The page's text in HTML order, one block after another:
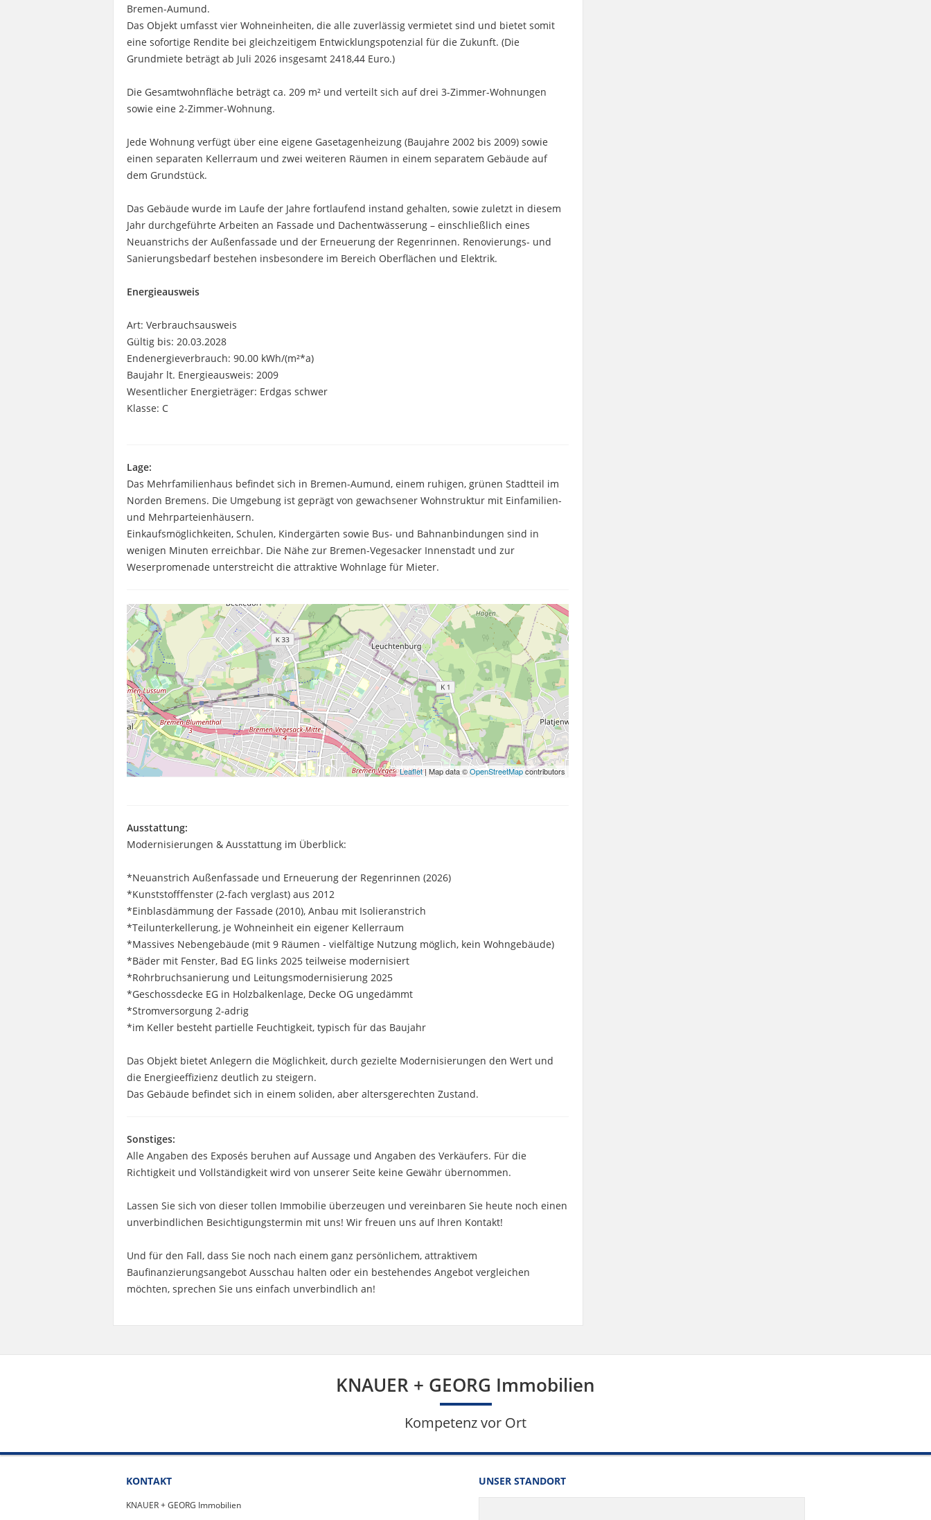
Bremen-Aumund.
Das Objekt umfasst vier Wohneinheiten, die alle zuverlässig vermietet sind und bietet somit
eine sofortige Rendite bei gleichzeitigem Entwicklungspotenzial für die Zukunft. (Die
Grundmiete beträgt ab Juli 2026 insgesamt 2418,44 Euro.)
Die Gesamtwohnfläche beträgt ca. 209 m² und verteilt sich auf drei 3-Zimmer-Wohnungen
sowie eine 2-Zimmer-Wohnung.
Jede Wohnung verfügt über eine eigene Gasetagenheizung (Baujahre 2002 bis 2009) sowie
einen separaten Kellerraum und zwei weiteren Räumen in einem separatem Gebäude auf
dem Grundstück.
Das Gebäude wurde im Laufe der Jahre fortlaufend instand gehalten, sowie zuletzt in diesem
Jahr durchgeführte Arbeiten an Fassade und Dachentwässerung – einschließlich eines
Neuanstrichs der Außenfassade und der Erneuerung der Regenrinnen. Renovierungs- und
Sanierungsbedarf bestehen insbesondere im Bereich Oberflächen und Elektrik.
Energieausweis
Art: Verbrauchsausweis
Gültig bis: 20.03.2028
Endenergieverbrauch: 90.00 kWh/(m²*a)
Baujahr lt. Energieausweis: 2009
Wesentlicher Energieträger: Erdgas schwer
Klasse: C
Lage:
Das Mehrfamilienhaus befindet sich in Bremen-Aumund, einem ruhigen, grünen Stadtteil im
Norden Bremens. Die Umgebung ist geprägt von gewachsener Wohnstruktur mit Einfamilien-
und Mehrparteienhäusern.
Einkaufsmöglichkeiten, Schulen, Kindergärten sowie Bus- und Bahnanbindungen sind in
wenigen Minuten erreichbar. Die Nähe zur Bremen-Vegesacker Innenstadt und zur
Weserpromenade unterstreicht die attraktive Wohnlage für Mieter.
Leaflet| Map data ©OpenStreetMapcontributors
Ausstattung:
Modernisierungen & Ausstattung im Überblick:
*Neuanstrich Außenfassade und Erneuerung der Regenrinnen (2026)
*Kunststofffenster (2-fach verglast) aus 2012
*Einblasdämmung der Fassade (2010), Anbau mit Isolieranstrich
*Teilunterkellerung, je Wohneinheit ein eigener Kellerraum
*Massives Nebengebäude (mit 9 Räumen - vielfältige Nutzung möglich, kein Wohngebäude)
*Bäder mit Fenster, Bad EG links 2025 teilweise modernisiert
*Rohrbruchsanierung und Leitungsmodernisierung 2025
*Geschossdecke EG in Holzbalkenlage, Decke OG ungedämmt
*Stromversorgung 2-adrig
*im Keller besteht partielle Feuchtigkeit, typisch für das Baujahr
Das Objekt bietet Anlegern die Möglichkeit, durch gezielte Modernisierungen den Wert und
die Energieeffizienz deutlich zu steigern.
Das Gebäude befindet sich in einem soliden, aber altersgerechten Zustand.
Sonstiges:
Alle Angaben des Exposés beruhen auf Aussage und Angaben des Verkäufers. Für die
Richtigkeit und Vollständigkeit wird von unserer Seite keine Gewähr übernommen.
Lassen Sie sich von dieser tollen Immobilie überzeugen und vereinbaren Sie heute noch einen
unverbindlichen Besichtigungstermin mit uns! Wir freuen uns auf Ihren Kontakt!
Und für den Fall, dass Sie noch nach einem ganz persönlichem, attraktivem
Baufinanzierungsangebot Ausschau halten oder ein bestehendes Angebot vergleichen
möchten, sprechen Sie uns einfach unverbindlich an!
KNAUER + GEORG Immobilien
Kompetenz vor Ort
KONTAKT
KNAUER + GEORG Immobilien
UNSER STANDORT